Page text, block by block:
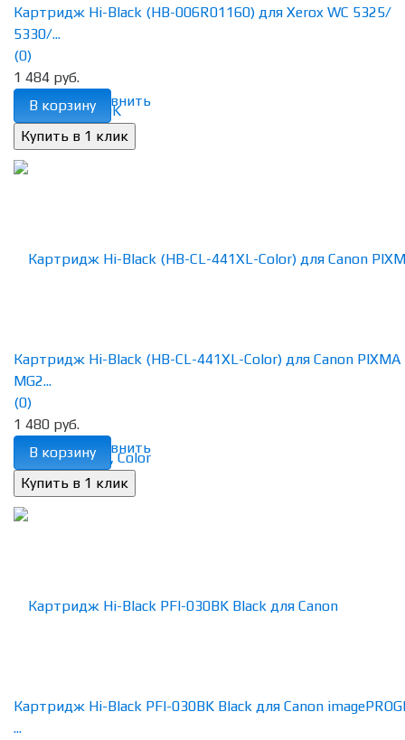
избранное сравнить
Картридж Hi-Black (HB-006R01160) для Xerox WC 5325/
5330/...
(0)
1 484 руб.
В корзину
избранное сравнить
Картридж Hi-Black (HB-CL-441XL-Color) для Canon PIXMA
MG2...
(0)
1 480 руб.
В корзину
Картридж Hi-Black PFI-030BK Black для Canon
...